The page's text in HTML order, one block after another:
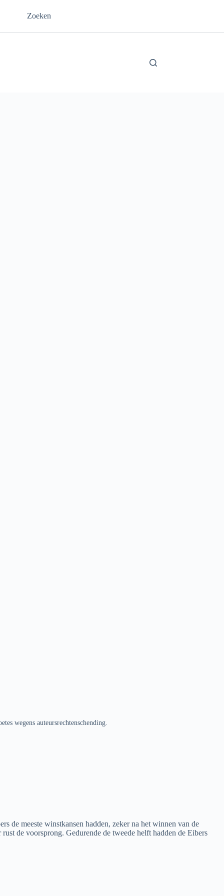
Zoeken
wegens auteursrechtenschending.
de meeste winstkansen hadden, zeker na het winnen van de
de voorsprong. Gedurende de tweede helft hadden de Eibers